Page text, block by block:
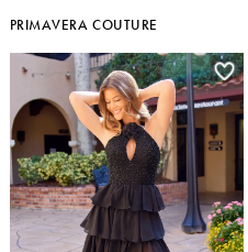
PRIMAVERA COUTURE